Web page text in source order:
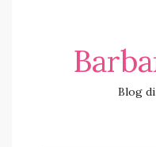
Blog